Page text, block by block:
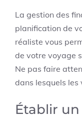
La gestion des
planification de
réaliste vous
de votre voyage
Ne pas faire
dans lesquels
Établir